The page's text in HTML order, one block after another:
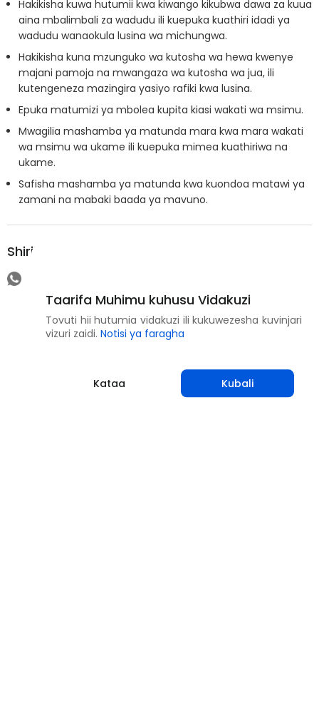
Hakikisha kuwa hutumii kwa kiwango kikubwa dawa za kuua
aina mbalimbali za wadudu ili kuepuka kuathiri idadi ya
wadudu wanaokula lusina wa michungwa.
Hakikisha kuna mzunguko wa kutosha wa hewa kwenye
majani pamoja na mwangaza wa kutosha wa jua, ili
kutengeneza mazingira yasiyo rafiki kwa lusina.
Epuka matumizi ya mbolea kupita kiasi wakati wa msimu.
Mwagilia mashamba ya matunda mara kwa mara wakati
wa msimu wa ukame ili kuepuka mimea kuathiriwa na
ukame.
Safisha mashamba ya matunda kwa kuondoa matawi ya
zamani na mabaki baada ya mavuno.
Shirikisha
Taarifa Muhimu kuhusu Vidakuzi
Tovuti hii hutumia vidakuzi ili kukuwezesha kuvinjari
vizuri zaidi. Notisi ya faragha
Kataa Kubali